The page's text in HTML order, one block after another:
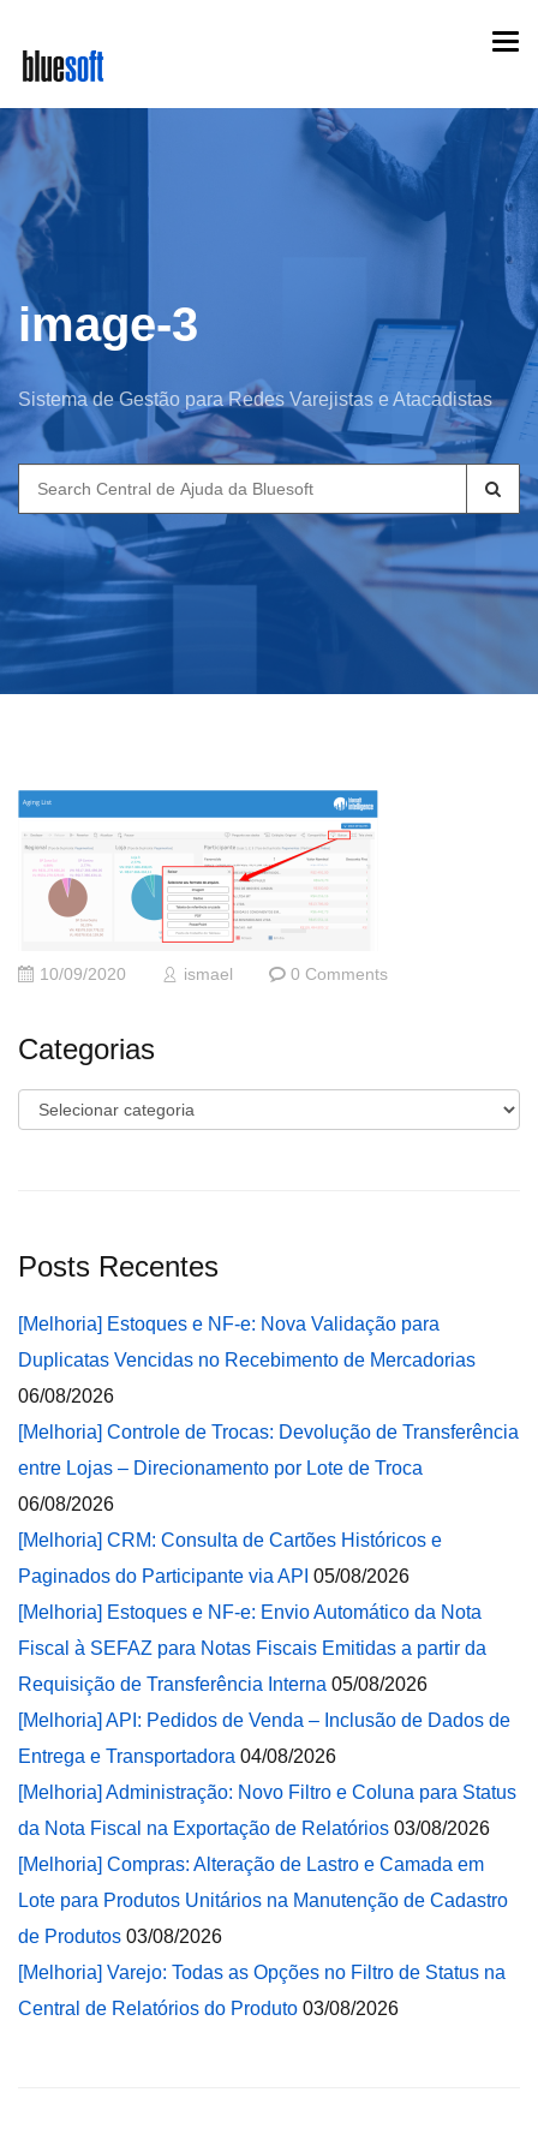
main
content
image-3
Sistema de Gestão para Redes Varejistas e Atacadistas
Search
for:
10/09/2020 ismael 0 Comments
Categorias
Categorias
Posts Recentes
[Melhoria] Estoques e NF-e: Nova Validação para
Duplicatas Vencidas no Recebimento de Mercadorias
06/08/2026
[Melhoria] Controle de Trocas: Devolução de Transferência
entre Lojas – Direcionamento por Lote de Troca
06/08/2026
[Melhoria] CRM: Consulta de Cartões Históricos e
Paginados do Participante via API 05/08/2026
[Melhoria] Estoques e NF-e: Envio Automático da Nota
Fiscal à SEFAZ para Notas Fiscais Emitidas a partir da
Requisição de Transferência Interna 05/08/2026
[Melhoria] API: Pedidos de Venda – Inclusão de Dados de
Entrega e Transportadora 04/08/2026
[Melhoria] Administração: Novo Filtro e Coluna para Status
da Nota Fiscal na Exportação de Relatórios 03/08/2026
[Melhoria] Compras: Alteração de Lastro e Camada em
Lote para Produtos Unitários na Manutenção de Cadastro
de Produtos 03/08/2026
[Melhoria] Varejo: Todas as Opções no Filtro de Status na
Central de Relatórios do Produto 03/08/2026